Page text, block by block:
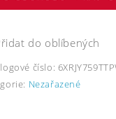
do oblíbených
číslo:
Nezařazené